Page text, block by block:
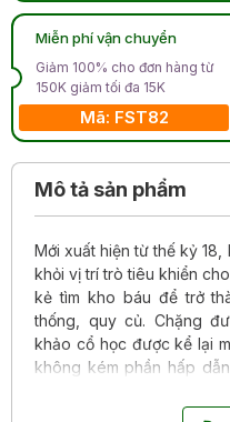
Miễn phí vận chuyển
Giảm 100% cho đơn hàng từ
150K giảm tối đa 15K
Mã: FST82
Mô tả sản phẩm
Mới xuất hiện từ thế kỷ
khỏi vị trí trò tiêu khiển
kẻ tìm kho báu để trở
thống, quy củ. Chặng
khảo cổ học được kể lại
không kém phần hấp